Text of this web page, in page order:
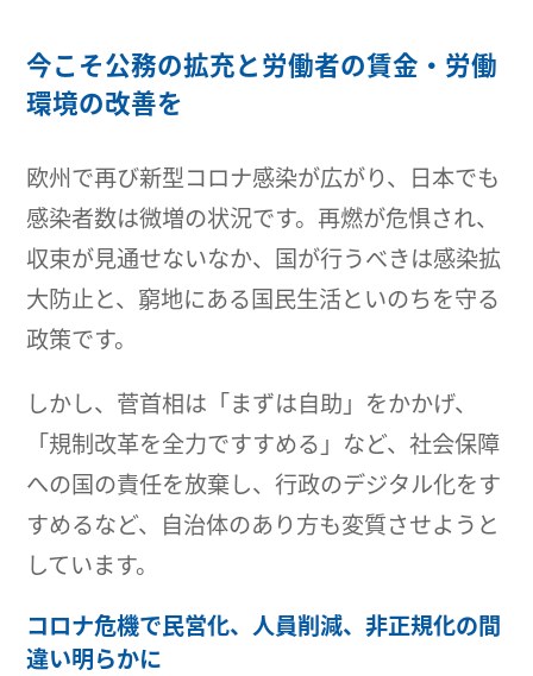
今こそ公務の拡充と労働者の賃金・労働
環境の改善を
欧州で再び新型コロナ感染が広がり、日本でも
感染者数は微増の状況です。再燃が危惧され、
収束が見通せないなか、国が行うべきは感染拡
大防止と、窮地にある国民生活といのちを守る
政策です。
しかし、菅首相は「まずは自助」をかかげ、
「規制改革を全力ですすめる」など、社会保障
への国の責任を放棄し、行政のデジタル化をす
すめるなど、自治体のあり方も変質させようと
しています。
コロナ危機で民営化、人員削減、非正規化の間
違い明らかに